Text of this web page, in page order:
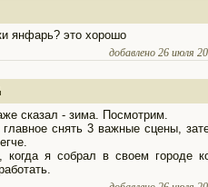
янфарь? это хорошо
добавлено 26 июля
сказал - зима. Посмотрим.
снять 3 важные сцены,
когда я собрал в своем городе